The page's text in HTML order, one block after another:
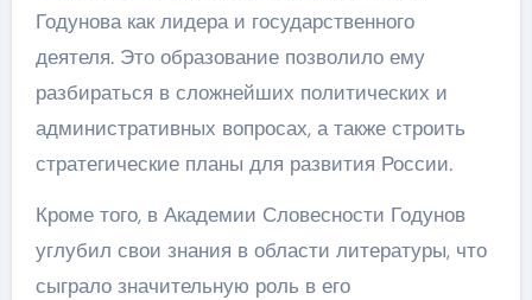
Годунова как лидера и государственного
деятеля. Это образование позволило ему
разбираться в сложнейших политических и
административных вопросах, а также строить
стратегические планы для развития России.
Кроме того, в Академии Словесности Годунов
углубил свои знания в области литературы, что
сыграло значительную роль в его